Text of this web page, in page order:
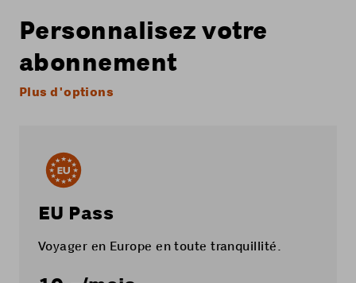
Personnalisez votre
abonnement
Plus d'options
EU Pass
Voyager en Europe en toute tranquillité.